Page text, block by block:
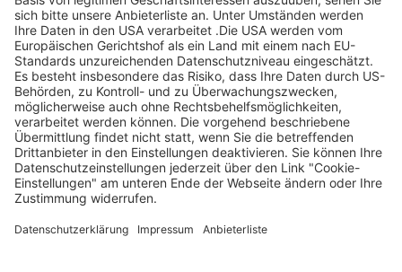
Goldschmiede & Juwelier Stork
Abgelaufen
statt 273 € 137 €
Jetzt ansehen